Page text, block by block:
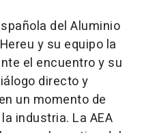
del Aluminio
y su equipo la
el encuentro y su
directo y
un momento de
industria. La AEA